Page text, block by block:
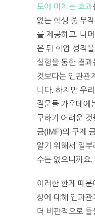
도에 미치는 효과
없는 학생 중 무
를 제공하고, 나
은 뒤 학업 성적
실험을 통한 결
것보다는 인관관
니다. 하지만 우
질문들 가운데에
구하기 어려운 것
금(IMF)의 구제
알기 위해서 일
수는 없으니까요.
이러한 한계 때
상에 대해 인과
더 비판적으로